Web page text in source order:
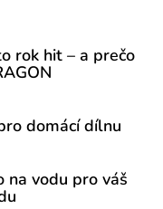
rok hit – a prečo
domácí dílnu
na vodu pro váš